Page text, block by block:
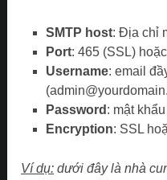
SMTP host: Địa chỉ
Port: 465 (SSL)
Username: email
Password : mật khẩu
Encryption: SSL
Ví dụ: dưới đây là nhà